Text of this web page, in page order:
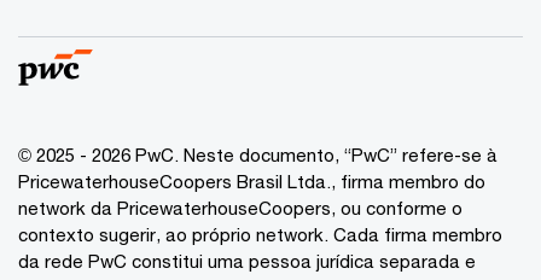
© 2025 - 2026 PwC. Neste documento, “PwC” refere-se à
PricewaterhouseCoopers Brasil Ltda., firma membro do
network da PricewaterhouseCoopers, ou conforme o
contexto sugerir, ao próprio network. Cada firma membro
da rede PwC constitui uma pessoa jurídica separada e